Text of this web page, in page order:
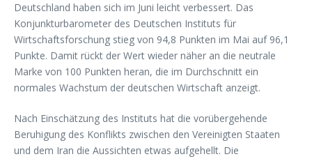
Deutschland haben sich im Juni leicht verbessert. Das
Konjunkturbarometer des Deutschen Instituts für
Wirtschaftsforschung stieg von 94,8 Punkten im Mai auf 96,1
Punkte. Damit rückt der Wert wieder näher an die neutrale
Marke von 100 Punkten heran, die im Durchschnitt ein
normales Wachstum der deutschen Wirtschaft anzeigt.
Nach Einschätzung des Instituts hat die vorübergehende
Beruhigung des Konflikts zwischen den Vereinigten Staaten
und dem Iran die Aussichten etwas aufgehellt. Die